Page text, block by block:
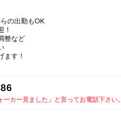
の出勤もOK
！
整など
す！
カー見ました」と言ってお電話下さい。